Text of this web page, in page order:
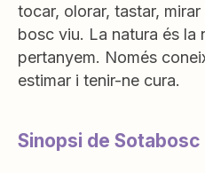
tocar, olorar, tastar,
bosc viu. La natura és la
pertanyem. Només
estimar i tenir-ne cura.
Sinopsi de Sotabosc